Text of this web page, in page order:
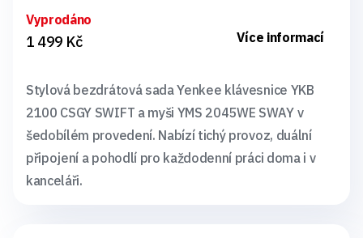
Vyprodáno
1 499 Kč Více informací
Stylová bezdrátová sada Yenkee klávesnice YKB
2100 CSGY SWIFT a myši YMS 2045WE SWAY v
šedobílém provedení. Nabízí tichý provoz, duální
připojení a pohodlí pro každodenní práci doma i v
kanceláři.